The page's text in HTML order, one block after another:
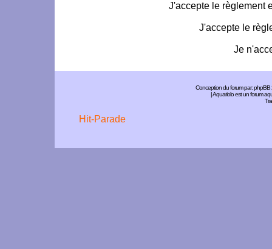
J'accepte le règlement
J'accepte le
Je
Conception du forum par:phpBB
| Aquariolo est un forum